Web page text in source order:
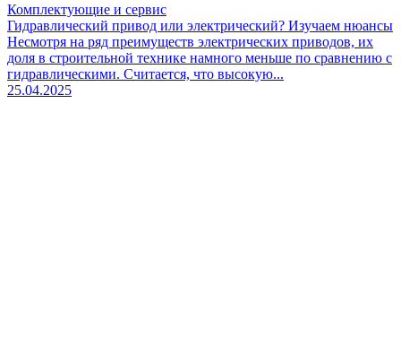
Комплектующие и сервис
Гидравлический привод или электрический? Изучаем нюансы
Несмотря на ряд преимуществ электрических приводов, их
доля в строительной технике намного меньше по сравнению с
гидравлическими. Считается, что высокую...
25.04.2025